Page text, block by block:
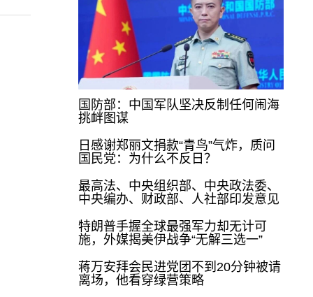
国防部：中国军队坚决反制任何闹海
挑衅图谋
日感谢郑丽文捐款“青鸟”气炸，质问
国民党：为什么不反日？
最高法、中央组织部、中央政法委、
中央编办、财政部、人社部印发意见
特朗普手握全球最强军力却无计可
施，外媒揭美伊战争“无解三选一”
蒋万安拜会民进党团不到20分钟被请
离场，他看穿绿营策略